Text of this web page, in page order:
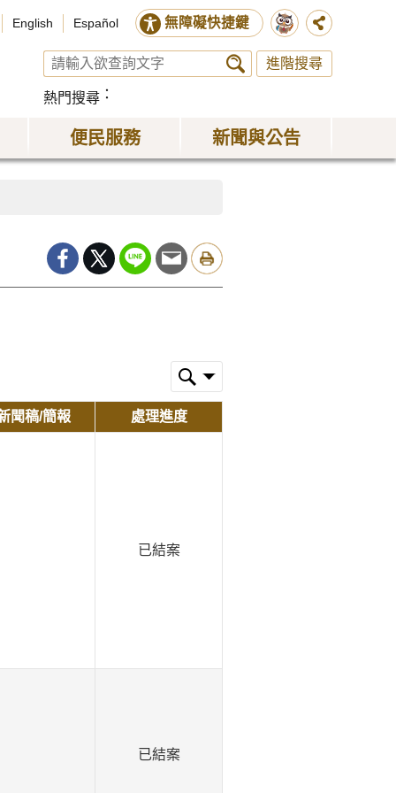
English Español 無障礙快捷鍵
進階搜尋
熱門搜尋
便民服務 新聞與公告
聞稿/簡報 處理進度
已結案
已結案